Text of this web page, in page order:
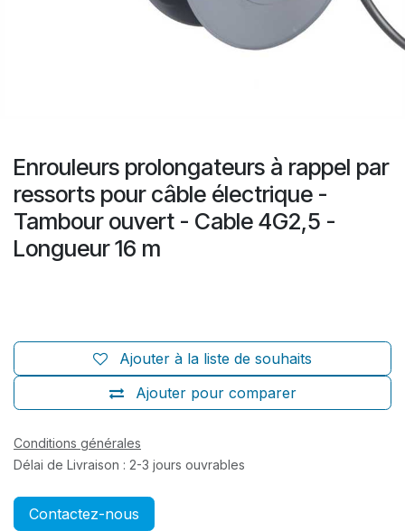
Enrouleurs prolongateurs à rappel par
ressorts pour câble électrique -
Tambour ouvert - Cable 4G2,5 -
Longueur 16 m
Ajouter pour comparer
Ajouter à la liste de souhaits
Conditions générales
Délai de Livraison : 2-3 jours ouvrables
Contactez-nous